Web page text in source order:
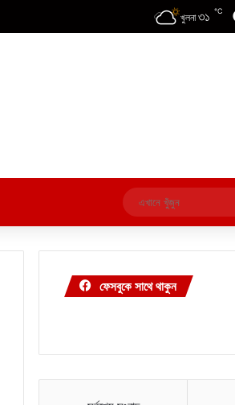
খুলনা ৩১ ℃
ফেসবুকে সাথে থাকুন